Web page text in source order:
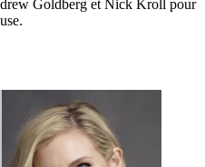
Goldberg et Nick Kroll pour